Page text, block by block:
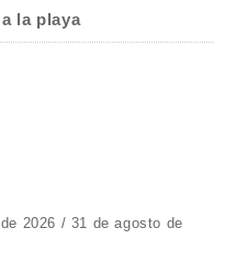
la playa
2026 / 31 de agosto de